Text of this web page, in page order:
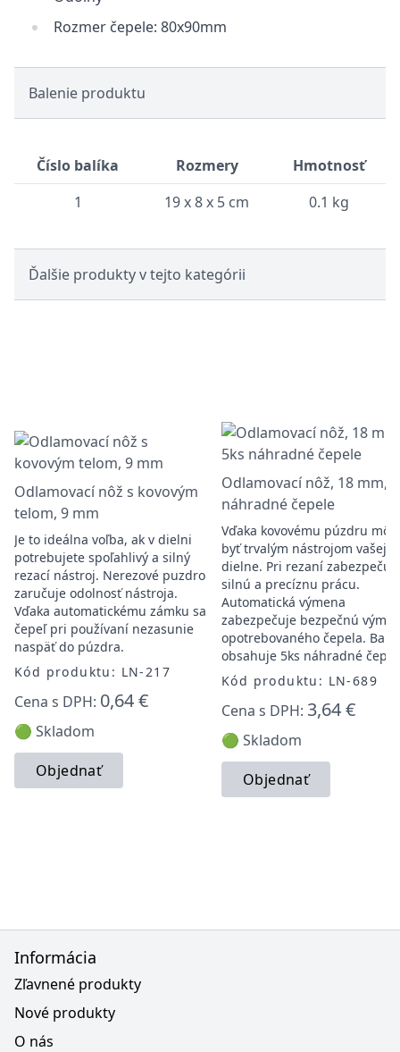
Rozmer čepele: 80x90mm
Balenie produktu
Číslo balíka Rozmery
Hmotnosť
1
19 x 8 x 5 cm 0.1 kg
Ďalšie produkty v tejto kategórii
Odlamovací nôž s kovovým
telom, 9 mm
Je to ideálna voľba, ak v dielni
potrebujete spoľahlivý a silný
rezací nástroj. Nerezové puzdro
zaručuje odolnosť nástroja.
Vďaka automatickému zámku sa
čepeľ pri používaní nezasunie
naspäť do púzdra.
Kód produktu: LN-217
Cena s DPH: 0,64 €
🟢 Skladom
Objednať
Odlamovací nôž, 18 mm,
náhradné čepele
Vďaka kovovému púzdru
byť trvalým nástrojom vašej
dielne. Pri rezaní
silnú a precíznu prácu.
Automatická výmena
zabezpečuje bezpečnú
opotrebovaného čepela.
obsahuje 5ks náhradné
Kód produktu: LN-689
Cena s DPH: 3,64 €
🟢 Skladom
Objednať
Informácia
Zľavnené produkty
Nové produkty
O nás